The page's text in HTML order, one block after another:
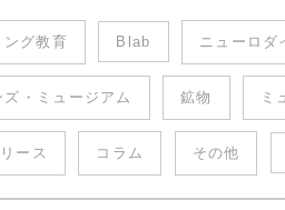
ング教育 Blab ニューロダ
・ミュージアム 鉱物 ミ
ース コラム その他